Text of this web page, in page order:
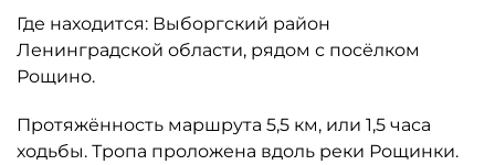
Где находится: Выборгский район
Ленинградской области, рядом с посёлком
Рощино.
Протяжённость маршрута 5,5 км, или 1,5 часа
ходьбы. Тропа проложена вдоль реки Рощинки.